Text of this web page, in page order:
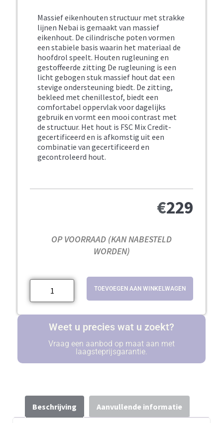
Massief eikenhouten structuur met strakke
lijnen Nebai is gemaakt van massief
eikenhout. De cilindrische poten vormen
een stabiele basis waarin het materiaal de
hoofdrol speelt. Houten rugleuning en
gestoffeerde zitting De rugleuning is een
licht gebogen stuk massief hout dat een
stevige ondersteuning biedt. De zitting,
bekleed met chenillestof, biedt een
comfortabel oppervlak voor dagelijks
gebruik en vormt een mooi contrast met
de structuur. Het hout is FSC Mix Credit-
gecertificeerd en is afkomstig uit een
combinatie van gecertificeerd en
gecontroleerd hout.
€229
OP VOORRAAD (KAN NABESTELD
WORDEN)
TOEVOEGEN AAN WINKELWAGEN
Weet u precies wat u zoekt?
Vraag een aanbod op maat aan met
laagsteprijsgarantie.
Beschrijving Aanvullende informatie